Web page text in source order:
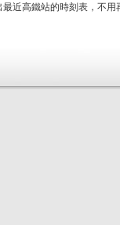
近高鐵站的時刻表，不